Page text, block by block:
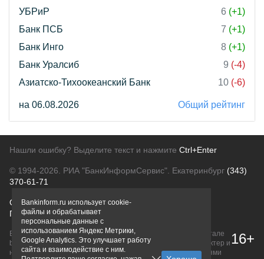
УБРиР
6 (+1)
Банк ПСБ
7 (+1)
Банк Инго
8 (+1)
Банк Уралсиб
9 (-4)
Азиатско-Тихоокеанский Банк
10 (-6)
на 06.08.2026 Общий рейтинг
Нашли ошибку? Выделите текст и нажмите Ctrl+Enter
© 1994-2026. РИА "БанкИнформСервис". Екатеринбург (343)
370-61-71
О проектеПолитика конфиденциальности
Правовая информацияДля рекламодателей
Вся информация о продуктах банков, размещенная на портале
bankinform.ru, носит исключительно ознакомительный характер и
не является публичной офертой, определяемой положениями
16+
Bankinform.ru использует cookie-
файлы и обрабатывает
персональные данные с
использованием Яндекс Метрики,
Google Analytics. Это улучшает работу
сайта и взаимодействие с ним.